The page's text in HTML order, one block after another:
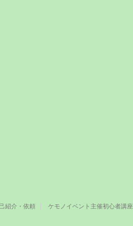
紹介・依頼 ケモノイベント主催初心者講座